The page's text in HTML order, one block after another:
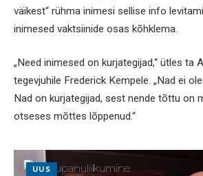
väikest“ rühma inimesi sellise info
inimesed vaktsiinide osas kõhklema.
„Need inimesed on kurjategijad,“ ütles ta
tegevjuhile Frederick Kempele. „Nad ei
Nad on kurjategijad, sest nende tõttu on
otseses mõttes lõppenud.“
UUS